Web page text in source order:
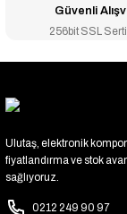
Güvenli
256bit SSL
Ulutaş, elektronik
fiyatlandırma ve stok
sağlıyoruz.
0212 249 90 97